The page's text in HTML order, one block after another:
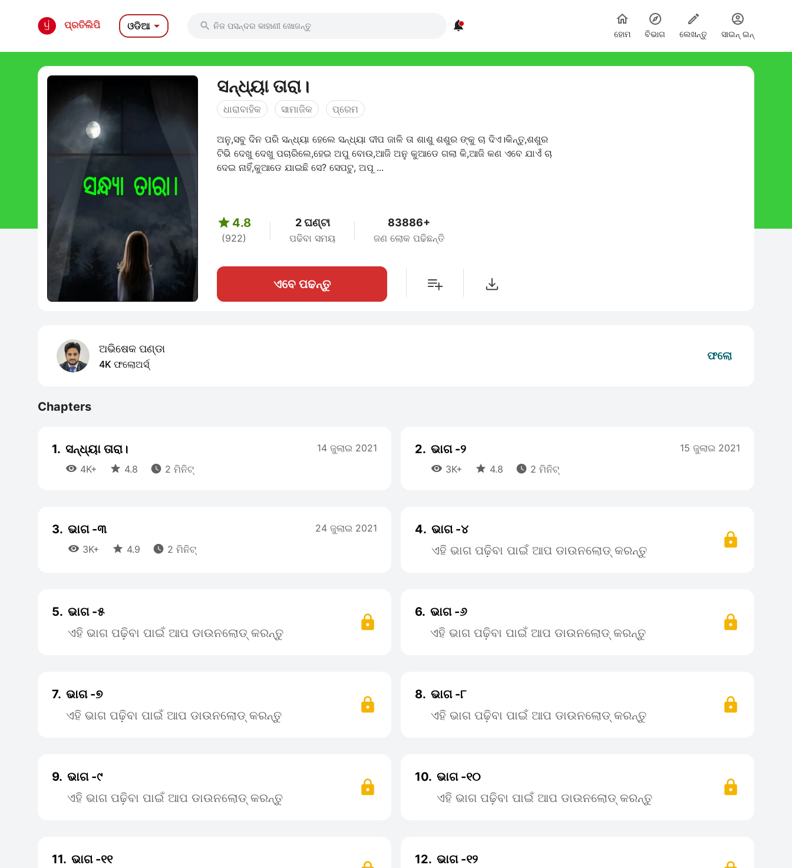
ପ୍ରତିଲିପି ଓଡିଆ  
ହୋମ ବିଭାଗ ଲେଖନ୍ତୁ ସାଇନ୍ ଇନ୍
ସନ୍ଧ୍ୟା ତାରା।
ଧାରାବାହିକ ସାମାଜିକ ପ୍ରେମ
ଅନୁ,ସବୁ ଦିନ ପରି ସନ୍ଧ୍ୟା ହେଲେ ସନ୍ଧ୍ୟା ଦୀପ ଜାଳି ତା ଶାଶୁ ଶଶୁର ଙ୍କୁ ଚା ଦିଏ।କିନ୍ତୁ,ଶଶୁର
ଟିଭି ଦେଖୁ ଦେଖୁ ପଚାରିଲେ,ହେଇ ଅପୁ ବୋଉ,ଆଜି ଅନୁ କୁଆଡେ ଗଲା କି,ଆଜି କଣ ଏବେ ଯାଏଁ ଚା
ଦେଇ ନାହିଁ,କୁଆଡେ ଯାଇଛି ସେ? ସେପଟୁ, ଅପୂ ...
 4.8
(922)
2 ଘଣ୍ଟା
ପଢିବା ସମୟ
83886+
ଜଣ ଲୋକ ପଢିଛନ୍ତି
ଏବେ ପଢନ୍ତୁ
ଅଭିଷେକ ପଣ୍ଡା
4K ଫଲୋଅର୍ସ୍
ଫଲୋ
Chapters
1. ସନ୍ଧ୍ୟା ତାରା।
 4K+  4.8  2 ମିନିଟ୍
14 ଜୁଲାଇ 2021 2. ଭାଗ -୨
 3K+  4.8  2 ମିନିଟ୍
15 ଜୁଲାଇ 2021
3. ଭାଗ -୩
 3K+  4.9  2 ମିନିଟ୍
24 ଜୁଲାଇ 2021 4. ଭାଗ -୪
ଏହି ଭାଗ ପଢ଼ିବା ପାଇଁ ଆପ ଡାଉନଲୋଡ୍ କରନ୍ତୁ
5. ଭାଗ -୫
ଏହି ଭାଗ ପଢ଼ିବା ପାଇଁ ଆପ ଡାଉନଲୋଡ୍ କରନ୍ତୁ
6. ଭାଗ -୬
ଏହି ଭାଗ ପଢ଼ିବା ପାଇଁ ଆପ ଡାଉନଲୋଡ୍ କରନ୍ତୁ
7. ଭାଗ -୭
ଏହି ଭାଗ ପଢ଼ିବା ପାଇଁ ଆପ ଡାଉନଲୋଡ୍ କରନ୍ତୁ
8. ଭାଗ -୮
ଏହି ଭାଗ ପଢ଼ିବା ପାଇଁ ଆପ ଡାଉନଲୋଡ୍ କରନ୍ତୁ
9. ଭାଗ -୯
ଏହି ଭାଗ ପଢ଼ିବା ପାଇଁ ଆପ ଡାଉନଲୋଡ୍ କରନ୍ତୁ
10. ଭାଗ -୧୦
ଏହି ଭାଗ ପଢ଼ିବା ପାଇଁ ଆପ ଡାଉନଲୋଡ୍ କରନ୍ତୁ
11. ଭାଗ -୧୧
12. ଭାଗ -୧୨